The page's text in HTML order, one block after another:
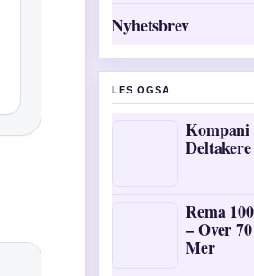
Nyhetsbrev
LES OGSA
Kompani
Rema
– Over
Mer